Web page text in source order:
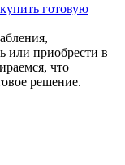
готовую
или приобрести в
что
решение.